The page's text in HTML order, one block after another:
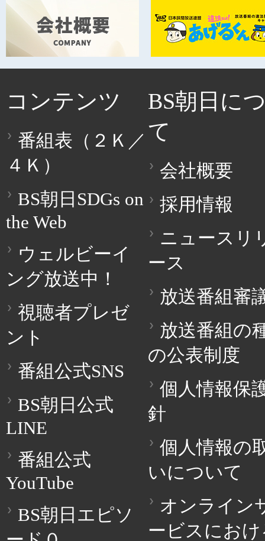
コンテンツ
番組表（２Ｋ／
４Ｋ）
BS朝日SDGs on
the Web
ウェルビーイ
ング放送中！
視聴者プレゼ
ント
番組公式SNS
BS朝日公式
LINE
番組公式
YouTube
BS朝日エピソ
BS朝日に
て
会社概要
採用情報
ニュースリ
ース
放送番組審
放送番組の
の公表制度
個人情報保
針
個人情報の
いについて
オンライン
ービスにお